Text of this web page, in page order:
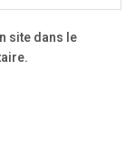
site dans le